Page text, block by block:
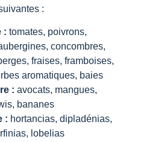
:
: tomates, poivrons,
concombres,
fraises, framboises,
aromatiques, baies
: avocats, mangues,
bananes
: hortancias, dipladénias,
lobelias